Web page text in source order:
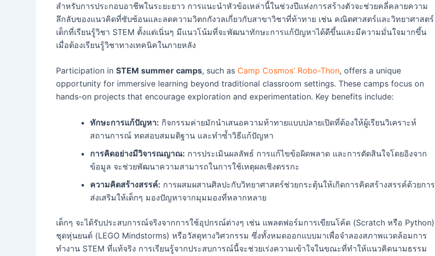
สำหรับการประกอบอาชีพในระยะยาว การแนะนำหัวข้อเหล่านี้ในช่วงปีแห่งการสร้างตัวจะช่วยคลี่คลายความ
ลึกลับของแนวคิดที่ซับซ้อนและลดความวิตกกังวลเกี่ยวกับสาขาวิชาที่ท้าทาย เช่น คณิตศาสตร์และวิทยาศาสตร์
เด็กที่เรียนรู้วิชา STEM ตั้งแต่เนิ่นๆ มีแนวโน้มที่จะพัฒนาทักษะการแก้ปัญหาได้ดีขึ้นและมีความมั่นใจมากขึ้น
เมื่อต้องเรียนรู้วิชาทางเทคนิคในภายหลัง
Participation in STEM summer camps, such as Camp Cosmos’ Robo-Thon, offers a unique
opportunity for immersive learning beyond traditional classroom settings. These camps focus on
hands-on projects that encourage exploration and experimentation. Key benefits include:
ทักษะการแก้ปัญหา: กิจกรรมค่ายมักนำเสนอความท้าทายแบบปลายเปิดที่ต้องให้ผู้เรียนวิเคราะห์
สถานการณ์ ทดสอบสมมติฐาน และทำซ้ำวิธีแก้ปัญหา
การคิดอย่างมีวิจารณญาณ: การประเมินผลลัพธ์ การแก้ไขข้อผิดพลาด และการตัดสินใจโดยอิงจาก
ข้อมูล จะช่วยพัฒนาความสามารถในการใช้เหตุผลเชิงตรรกะ
ความคิดสร้างสรรค์: การผสมผสานศิลปะกับวิทยาศาสตร์ช่วยกระตุ้นให้เกิดการคิดสร้างสรรค์ด้วยการ
ส่งเสริมให้เด็กๆ มองปัญหาจากมุมมองที่หลากหลาย
เด็กๆ จะได้รับประสบการณ์จริงจากการใช้อุปกรณ์ต่างๆ เช่น แพลตฟอร์มการเขียนโค้ด (Scratch หรือ Python)
ชุดหุ่นยนต์ (LEGO Mindstorms) หรือวัสดุทางวิศวกรรม ซึ่งทั้งหมดออกแบบมาเพื่อจำลองสภาพแวดล้อมการ
ทำงาน STEM ที่แท้จริง การเรียนรู้จากประสบการณ์นี้จะช่วยเร่งความเข้าใจในขณะที่ทำให้แนวคิดนามธรรม